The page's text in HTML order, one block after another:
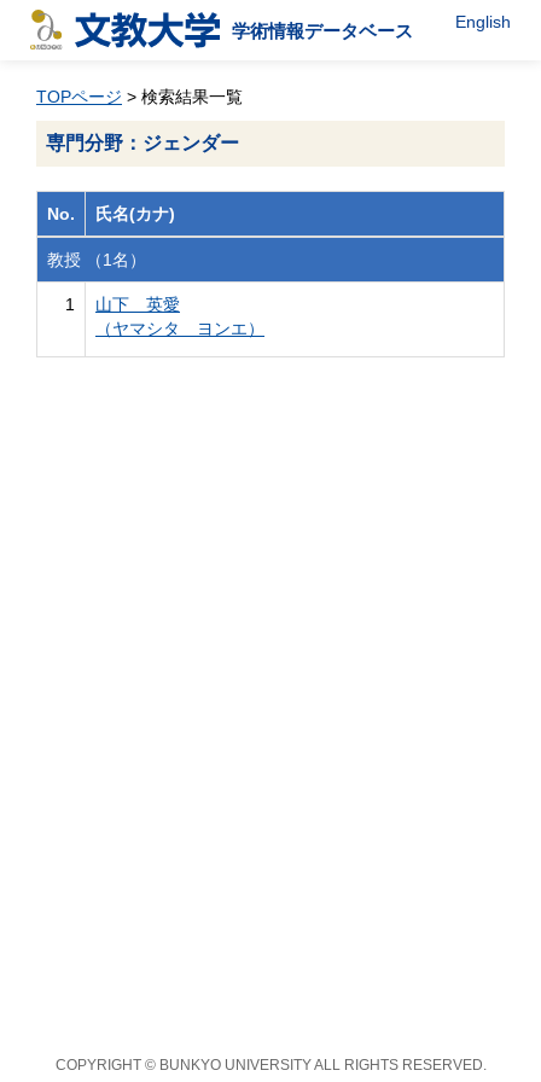
学術情報データベース English
TOPページ > 検索結果一覧
専門分野：ジェンダー
No. 氏名(カナ)
教授 （1名）
1
山下 英愛
（ヤマシタ ヨンエ）
COPYRIGHT © BUNKYO UNIVERSITY ALL RIGHTS RESERVED.